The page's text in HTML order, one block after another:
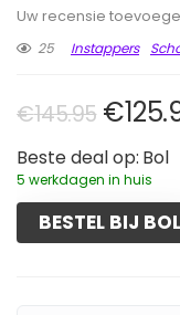
Uw recensie
25
Instappers
€145.95 €
Beste deal op: Bol
5 werkdagen in huis
BESTEL BIJ BOL